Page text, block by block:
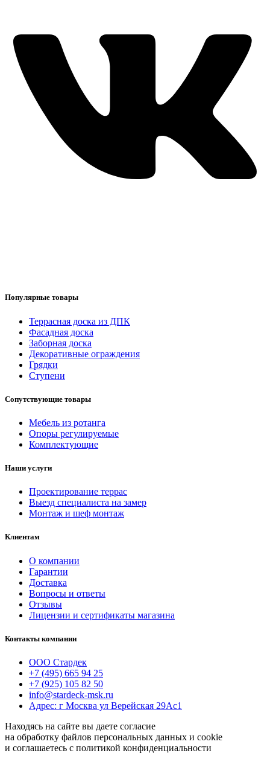
Популярные товары
Террасная доска из ДПК
Фасадная доска
Заборная доска
Декоративные ограждения
Грядки
Ступени
Сопутствующие товары
Мебель из ротанга
Опоры регулируемые
Комплектующие
Наши услуги
Проектирование террас
Выезд специалиста на замер
Монтаж и шеф монтаж
Клиентам
О компании
Гарантии
Доставка
Вопросы и ответы
Отзывы
Лицензии и сертификаты магазина
Контакты компании
ООО Стардек
+7 (495) 665 94 25
+7 (925) 105 82 50
info@stardeck-msk.ru
Адрес: г Москва ул Верейская 29Ас1
Находясь на сайте вы даете согласие
на обработку файлов персональных данных и cookie
и соглашаетесь с политикой конфиденциальности